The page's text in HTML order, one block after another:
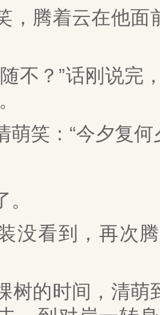
腾着云在他面
？”话刚说完
笑：“今夕复何
看到，再次腾
的时间，清萌